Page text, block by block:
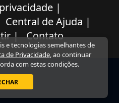
e tecnologias semelhantes de
de Privacidade, ao continuar
com estas condições.
|
Central de Ajuda |
| Contato